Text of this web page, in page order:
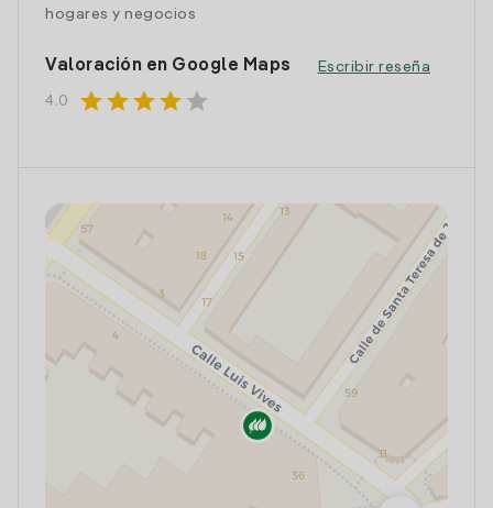
hogares y negocios
Valoración en Google Maps
4.0 starstarstarstar star
Escribir reseña